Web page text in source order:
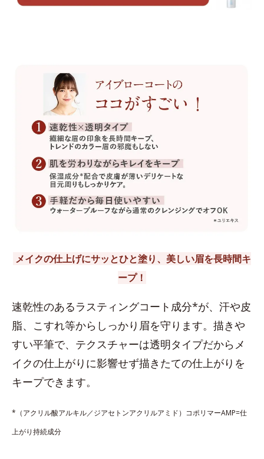
メイクの仕上げにサッとひと塗り、美しい眉を長時間キ
ープ！
速乾性のあるラスティングコート成分*が、汗や皮
脂、こすれ等からしっかり眉を守ります。描きや
すい平筆で、テクスチャーは透明タイプだからメ
イクの仕上がりに影響せず描きたての仕上がりを
キープできます。
*（アクリル酸アルキル／ジアセトンアクリルアミド）コポリマーAMP=仕
上がり持続成分